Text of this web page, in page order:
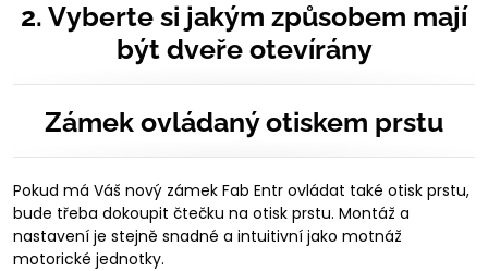
2. Vyberte si jakým způsobem mají
být dveře otevírány
Zámek ovládaný otiskem prstu
Pokud má Váš nový zámek Fab Entr ovládat také otisk prstu,
bude třeba dokoupit čtečku na otisk prstu. Montáž a
nastavení je stejně snadné a intuitivní jako motnáž
motorické jednotky.